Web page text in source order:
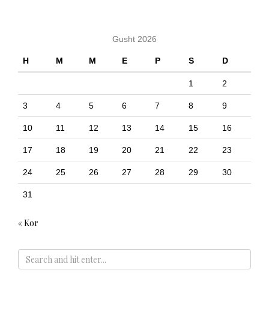
Gusht 2026
H M M E P S D
1 2
3 4 5 6 7 8 9
10 11 12 13 14 15 16
17 18 19 20 21 22 23
24 25 26 27 28 29 30
31
« Kor